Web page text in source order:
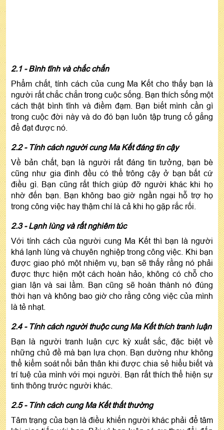
2.1 - Bình tĩnh và chắc chắn
Phẩm chất, tính cách của cung Ma Kết cho thấy bạn là
người rất chắc chắn trong cuộc sống. Bạn thích sống một
cách thật bình tĩnh và điềm đạm. Bạn biết mình cần gì
trong cuộc đời này và do đó bạn luôn tập trung cố gắng
để đạt được nó.
2.2 - Tính cách người cung Ma Kết đáng tin cậy
Về bản chất, bạn là người rất đáng tin tưởng, bạn bè
cũng như gia đình đều có thể trông cậy ở bạn bất cứ
điều gì. Bạn cũng rất thích giúp đỡ người khác khi họ
nhờ đến bạn. Bạn không bao giờ ngần ngại hỗ trợ họ
trong công việc hay thậm chí là cả khi họ gặp rắc rối.
2.3 - Lạnh lùng và rất nghiêm túc
Với tính cách của người cung Ma Kết thì bạn là người
khá lạnh lùng và chuyên nghiệp trong công việc. Khi bạn
được giao phó một nhiệm vụ, bạn sẽ thấy rằng nó phải
được thực hiện một cách hoàn hảo, không có chỗ cho
gian lận và sai lầm. Bạn cũng sẽ hoàn thành nó đúng
thời hạn và không bao giờ cho rằng công việc của mình
là tẻ nhạt.
2.4 - Tính cách người thuộc cung Ma Kết thích tranh luận
Bạn là người tranh luận cực kỳ xuất sắc, đặc biệt về
những chủ đề mà bạn lựa chọn. Bạn dường như không
thể kiểm soát nổi bản thân khi được chia sẻ hiểu biết và
trí tuệ của mình với mọi người. Bạn rất thích thể hiện sự
tinh thông trước người khác.
2.5 - Tính cách cung Ma Kết thất thường
Tâm trạng của bạn là điều khiến người khác phải để tâm